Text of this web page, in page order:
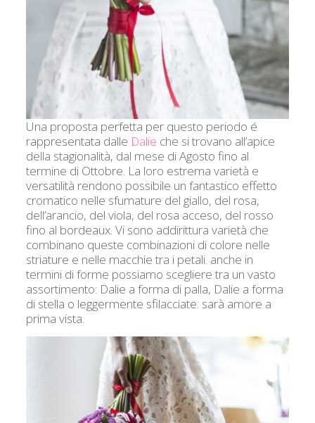
Una proposta perfetta per questo periodo é
rappresentata dalle Dalie che si trovano all’apice
della stagionalità, dal mese di Agosto fino al
termine di Ottobre. La loro estrema varietà e
versatilità rendono possibile un fantastico effetto
cromatico nelle sfumature del giallo, del rosa,
dell’arancio, del viola, del rosa acceso, del rosso
fino al bordeaux. Vi sono addirittura varietà che
combinano queste combinazioni di colore nelle
striature e nelle macchie tra i petali. anche in
termini di forme possiamo scegliere tra un vasto
assortimento: Dalie a forma di palla, Dalie a forma
di stella o leggermente sfilacciate: sarà amore a
prima vista.